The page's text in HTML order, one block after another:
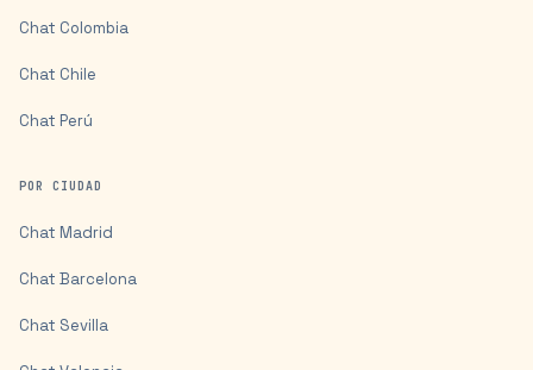
Chat Colombia
Chat Chile
Chat Perú
POR CIUDAD
Chat Madrid
Chat Barcelona
Chat Sevilla